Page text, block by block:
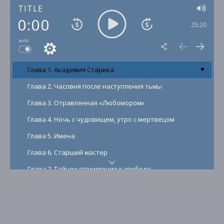
TITLE
0:00 25:20
AUTO
Глава 1. Академия Старика
Глава 2. Часовня после наступления тьмы
Глава 3. Отравленная «Любомором»
Глава 4. Ночь с чудовищем, утро с мертвецом
Глава 5. Имена
Глава 6. Старший мастер
Глава 7. Тайное стремление к свободе